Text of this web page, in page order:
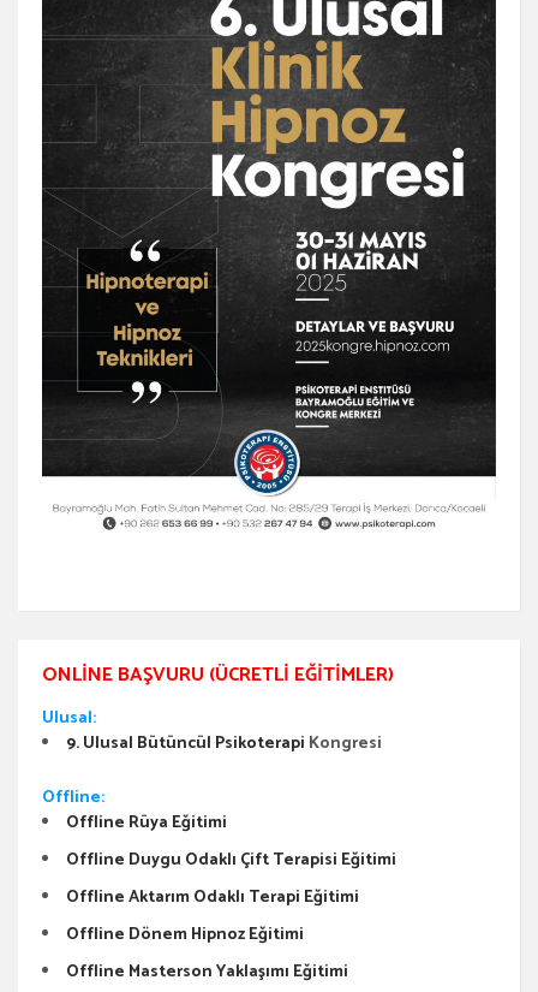
ONLINE BAŞVURU (ÜCRETLI EĞITIMLER)
Ulusal:
9. Ulusal Bütüncül Psikoterapi Kongresi
Offline:
Offline Rüya Eğitimi
Offline Duygu Odaklı Çift Terapisi Eğitimi
Offline Aktarım Odaklı Terapi Eğitimi
Offline Dönem Hipnoz Eğitimi
Offline Masterson Yaklaşımı Eğitimi